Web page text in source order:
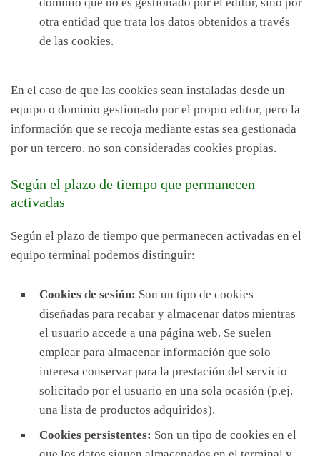
otra entidad que trata los datos obtenidos a través
de las cookies.
En el caso de que las cookies sean instaladas desde un
equipo o dominio gestionado por el propio editor, pero la
información que se recoja mediante estas sea gestionada
por un tercero, no son consideradas cookies propias.
Según el plazo de tiempo que permanecen
activadas
Según el plazo de tiempo que permanecen activadas en el
equipo terminal podemos distinguir:
Cookies de sesión: Son un tipo de cookies
diseñadas para recabar y almacenar datos mientras
el usuario accede a una página web. Se suelen
emplear para almacenar información que solo
interesa conservar para la prestación del servicio
solicitado por el usuario en una sola ocasión (p.ej.
una lista de productos adquiridos).
Cookies persistentes: Son un tipo de cookies en el